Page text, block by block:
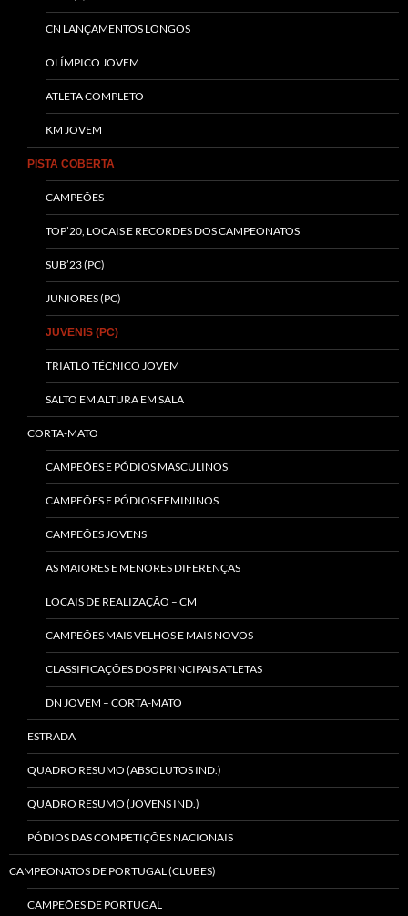
CN LANÇAMENTOS LONGOS
OLÍMPICO JOVEM
ATLETA COMPLETO
KM JOVEM
PISTA COBERTA
CAMPEÕES
TOP’20, LOCAIS E RECORDES DOS CAMPEONATOS
SUB’23 (PC)
JUNIORES (PC)
JUVENIS (PC)
TRIATLO TÉCNICO JOVEM
SALTO EM ALTURA EM SALA
CORTA-MATO
CAMPEÕES E PÓDIOS MASCULINOS
CAMPEÕES E PÓDIOS FEMININOS
CAMPEÕES JOVENS
AS MAIORES E MENORES DIFERENÇAS
LOCAIS DE REALIZAÇÃO – CM
CAMPEÕES MAIS VELHOS E MAIS NOVOS
CLASSIFICAÇÕES DOS PRINCIPAIS ATLETAS
DN JOVEM – CORTA-MATO
ESTRADA
QUADRO RESUMO (ABSOLUTOS IND.)
QUADRO RESUMO (JOVENS IND.)
PÓDIOS DAS COMPETIÇÕES NACIONAIS
CAMPEONATOS DE PORTUGAL (CLUBES)
CAMPEÕES DE PORTUGAL